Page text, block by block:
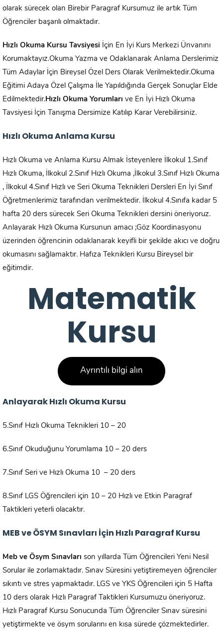
olarak sürecek olan Birebir Paragraf Kursumuz ile artık Tüm
Öğrenciler başarılı olmaktadır.
Hızlı Okuma Kursu Tavsiyesi İçin En İyi Kurs Merkezi Ünvanını
Korumaktayız.Okuma Yazma ve Odaklanarak Anlama Derslerimiz
Tüm Adaylar İçin Bireysel Özel Ders Olarak Verilmektedir.Okuma
Eğitimi Adaya Özel Çalışma İle Yapıldığında Gerçek Sonuçlar Elde
Edilmektedir.Hızlı Okuma Yorumları ve En İyi Hızlı Okuma
Tavsiyesi İçin Tanışma Dersimize Katılıp Karar Verebilirsiniz.
Hızlı Okuma Anlama Kursu
Hızlı Okuma ve Anlama Kursu Almak İsteyenlere İlkokul 1.Sınıf
Hızlı Okuma, İlkokul 2.Sınıf Hızlı Okuma ,İlkokul 3.Sınıf Hızlı Okuma
, İlkokul 4.Sınıf Hızlı ve Seri Okuma Teknikleri Dersleri En İyi Sınıf
Öğretmenlerimiz tarafından verilmektedir. İlkokul 4.Sınıfa kadar 5
hafta 20 ders sürecek Seri Okuma Teknikleri dersini öneriyoruz.
Anlayarak Hızlı Okuma Kursunun amacı ;Göz Koordinasyonu
üzerinden öğrencinin odaklanarak keyifli bir şekilde akıcı ve doğru
okumasını sağlamaktır. Hafıza Teknikleri Kursu Bireysel bir
eğitimdir.
Matematik
Kursu
Ayrıntılı bilgi alın
Anlayarak Hızlı Okuma Kursu
5.Sınıf Hızlı Okuma Teknikleri 10 – 20
6.Sınıf Okuduğunu Yorumlama 10 – 20 ders
7.Sınıf Seri ve Hızlı Okuma 10 – 20 ders
8.Sınıf LGS Öğrencileri için 10 – 20 Hızlı ve Etkin Paragraf
Taktikleri yeterli olacaktır.
MEB ve ÖSYM Sınavları İçin Hızlı Paragraf Kursu
Meb ve Ösym Sınavları son yıllarda Tüm Öğrencileri Yeni Nesil
Sorular ile zorlamaktadır. Sınav Süresini yetiştiremeyen öğrenciler
sıkıntı ve stres yapmaktadır. LGS ve YKS Öğrencileri için 5 Hafta
10 ders olarak Hızlı Paragraf Taktikleri Kursumuzu öneriyoruz.
Hızlı Paragraf Kursu Sonucunda Tüm Öğrenciler Sınav süresini
yetiştirmekte ve ösym sorularını en kısa sürede çözmektedirler.